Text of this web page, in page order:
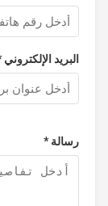
البريد الإلكتروني *
رسالة *